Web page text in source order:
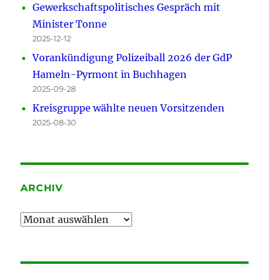
Gewerkschaftspolitisches Gespräch mit
Minister Tonne
2025-12-12
Vorankündigung Polizeiball 2026 der GdP
Hameln-Pyrmont in Buchhagen
2025-09-28
Kreisgruppe wählte neuen Vorsitzenden
2025-08-30
ARCHIV
Archiv